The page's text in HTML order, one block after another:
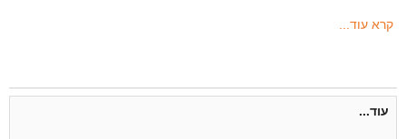
קרא עוד...
עוד...